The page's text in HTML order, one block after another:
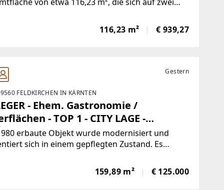
von etwa 116,23 m², die sich auf zwei
bietet. Im Erdgeschoss steht
Verkaufsfläche von ca. 75,50 m² zur Verfügung,
116,23 m² € 939,27
Gestern
FELDKIRCHEN IN KÄRNTEN
- Ehem. Gastronomie /
- TOP 1 - CITY LAGE -
in der WÖRTHERSEE REGION
erbaute Objekt wurde modernisiert und
sich in einem gepflegten Zustand. Es
Diese zentral gelegene ehemalige
Lokalität bietet vielfältige
159,89 m² € 125.000